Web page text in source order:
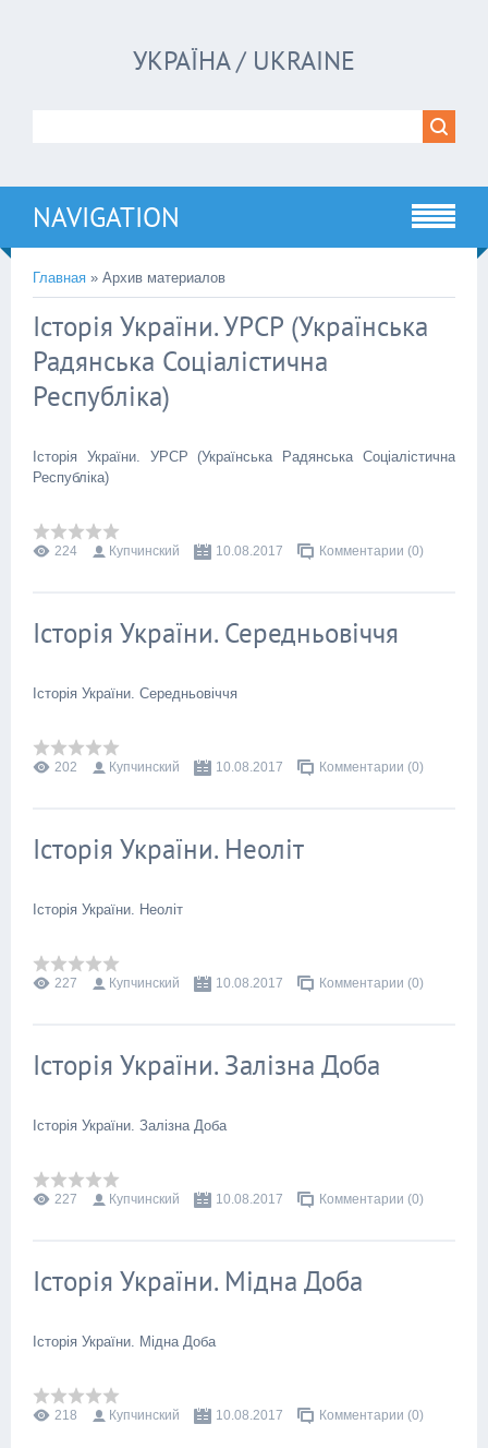
УКРАЇНА / UKRAINE
NAVIGATION
Главная » Архив материалов
Історія України. УРСР (Українська
Радянська Соціалістична
Республіка)
Історія України. УРСР (Українська Радянська Соціалістична
Республіка)
224 Купчинский 10.08.2017 Комментарии (0)
Історія України. Середньовіччя
Історія України. Середньовіччя
202 Купчинский 10.08.2017 Комментарии (0)
Історія України. Неоліт
Історія України. Неоліт
227 Купчинский 10.08.2017 Комментарии (0)
Історія України. Залізна Доба
Історія України. Залізна Доба
227 Купчинский 10.08.2017 Комментарии (0)
Історія України. Мідна Доба
Історія України. Мідна Доба
218 Купчинский 10.08.2017 Комментарии (0)